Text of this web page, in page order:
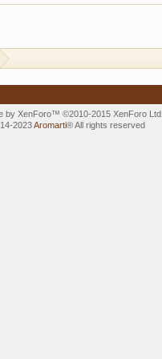
by XenForo™©2010-2015 XenForo Ltd.
2023Aromarti®All rights reserved